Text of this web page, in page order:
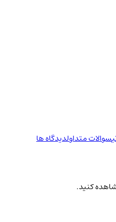
سوالات متداولدیدگاه ها
کنید.